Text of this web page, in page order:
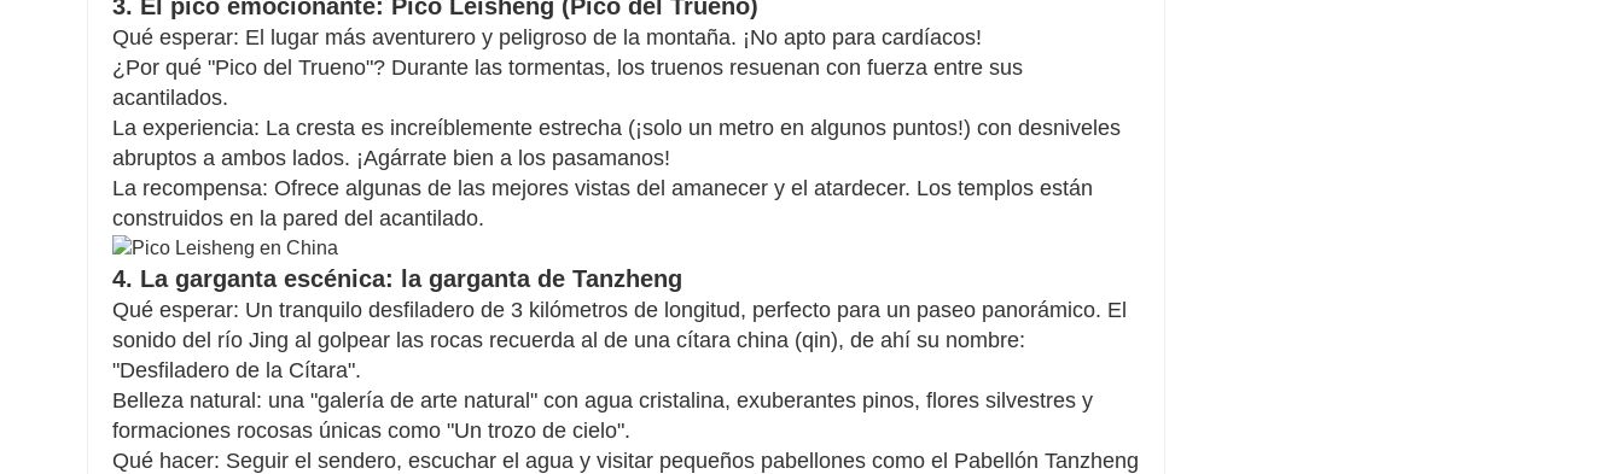
3. El pico emocionante: Pico Leisheng (Pico del Trueno)
Qué esperar: El lugar más aventurero y peligroso de la montaña. ¡No apto para cardíacos!
¿Por qué "Pico del Trueno"? Durante las tormentas, los truenos resuenan con fuerza entre sus
acantilados.
La experiencia: La cresta es increíblemente estrecha (¡solo un metro en algunos puntos!) con desniveles
abruptos a ambos lados. ¡Agárrate bien a los pasamanos!
La recompensa: Ofrece algunas de las mejores vistas del amanecer y el atardecer. Los templos están
construidos en la pared del acantilado.
4. La garganta escénica: la garganta de Tanzheng
Qué esperar: Un tranquilo desfiladero de 3 kilómetros de longitud, perfecto para un paseo panorámico. El
sonido del río Jing al golpear las rocas recuerda al de una cítara china (qin), de ahí su nombre:
"Desfiladero de la Cítara".
Belleza natural: una "galería de arte natural" con agua cristalina, exuberantes pinos, flores silvestres y
formaciones rocosas únicas como "Un trozo de cielo".
Qué hacer: Seguir el sendero, escuchar el agua y visitar pequeños pabellones como el Pabellón Tanzheng